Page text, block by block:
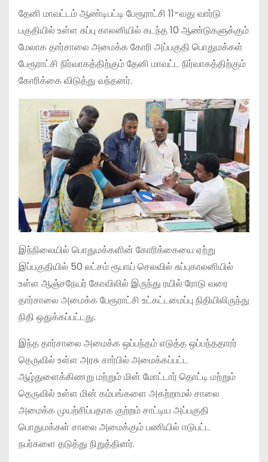
தேனி மாவட்டம் ஆண்டிபட்டி பேரூராட்சி 11-வது வார்டு
பகுதியில் உள்ள சுப்பு காலனியில் கடந்த 10 ஆண்டுகளுக்கும்
மேலாக தார்சாலை அமைக்க கோரி அப்பகுதி பொதுமக்கள்
பேரூராட்சி நிர்வாகத்திற்கும் தேனி மாவட்ட நிர்வாகத்திற்கும்
கோரிக்கை விடுத்து வந்தனர்.
இந்நிலையில் பொதுமக்களின் கோரிக்கையை ஏற்று
இப்பகுதியில் 50 லட்சம் ரூபாய் செலவில் சுப்புகாலனியில்
உள்ள ஆஞ்சநேயர் கோவிலில் இருந்து ரயில் ரோடு வரை
தார்சாலை அமைக்க பேரூராட்சி உட்கட்டமைப்பு நிதியிலிருந்து
நிதி ஒதுக்கப்பட்டது.
இந்த தார்சாலை அமைக்க ஒப்பந்தம் எடுத்த ஒப்பந்ததாரர்
தெருவில் உள்ள அரசு சார்பில் அமைக்கப்பட்ட
ஆழ்துளைக்கிணறு மற்றும் மின் மோட்டார் தொட்டி மற்றும்
தெருவில் உள்ள மின் கம்பங்களை அகற்றாமல் சாலை
அமைக்க முயற்சிப்பதாக குற்றம் சாட்டிய அப்பகுதி
பொதுமக்கள் சாலை அமைக்கும் பணியில் ஈடுபட்ட
நபர்களை தடுத்து நிறுத்தினர்.